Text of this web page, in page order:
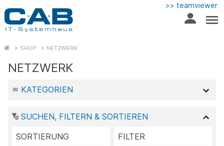
>> teamviewer
SHOP NETZWERK
NETZWERK
KATEGORIEN
SUCHEN, FILTERN & SORTIEREN
SORTIERUNG
FILTER